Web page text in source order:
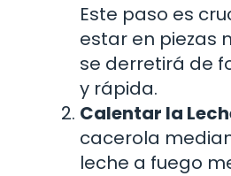
Este paso es
estar en piezas
se derretirá de
y rápida.
Calentar la
cacerola
leche a fuego